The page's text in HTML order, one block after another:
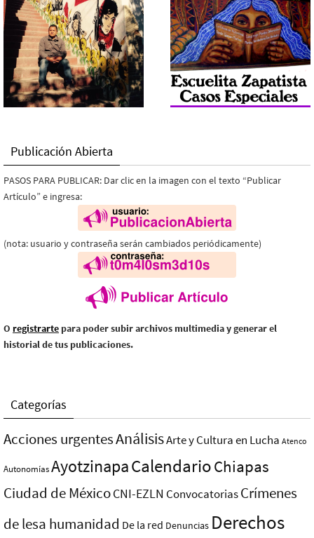
Publicación Abierta
PASOS PARA PUBLICAR: Dar clic en la imagen con el texto “Publicar
Artículo” e ingresa:
(nota: usuario y contraseña serán cambiados periódicamente)
O registrarte para poder subir archivos multimedia y generar el
historial de tus publicaciones.
Categorías
Acciones urgentesAnálisisArte y Cultura en Lucha Atenco
AutonomíasAyotzinapaCalendarioChiapas
Ciudad de MéxicoCNI-EZLN ConvocatoriasCrímenes
de lesa humanidad De la red Denuncias Derechos